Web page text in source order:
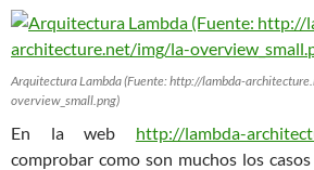
Arquitectura Lambda (Fuente: http://lambda-
overview_small.png)
En la web http://lambda-
comprobar como son muchos los